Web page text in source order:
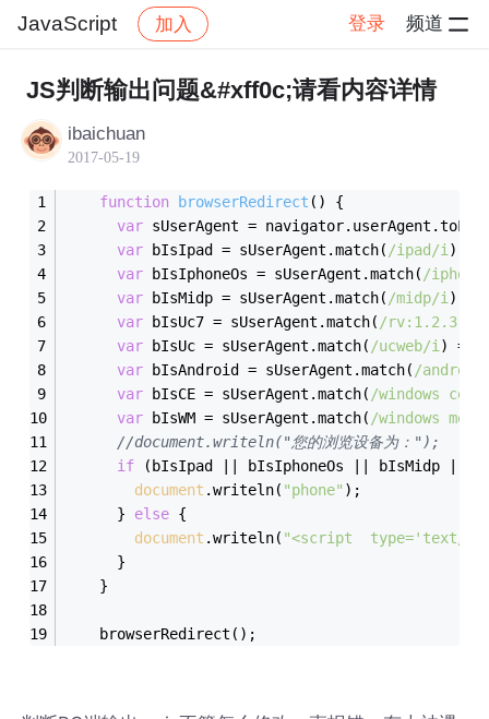
JavaScript 加入 登录 频道
社区 JavaScript 帖子详情
JS判断输出问题&#xff0c;请看内容详情
ibaichuan
2017-05-19
function browserRedirect ( ) {
var sUserAgent =
var bIsIpad = sUserAgent.match( /ipad/i )
var bIsIphoneOs = sUserAgent.match( /
var bIsMidp = sUserAgent.match( /midp/i )
var bIsUc7 = sUserAgent.match( /
var bIsUc = sUserAgent.match( /ucweb/i ) ==
var bIsAndroid = sUserAgent.match( /
var bIsCE = sUserAgent.match( /windows ce/i
var bIsWM = sUserAgent.match( /windows
//document.writeln("您的浏览设备为：");
if (bIsIpad || bIsIphoneOs || bIsMidp ||
document .writeln( "phone" );
      }
else {
document .writeln( "<script  type='text/
      }
    }
    browserRedirect();